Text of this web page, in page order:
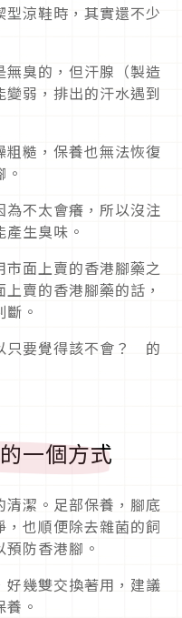
涼鞋時，其實還不少
臭的，但汗腺（製造
弱，排出的汗水遇到
糙，保養也無法恢復
不太會癢，所以沒注
生臭味。
面上賣的香港腳藥之
賣的香港腳藥的話，
。
只要覺得該不會？ 的
一個方式
潔。足部保養，腳底
也順便除去雜菌的飼
防香港腳。
幾雙交換著用，建議
。